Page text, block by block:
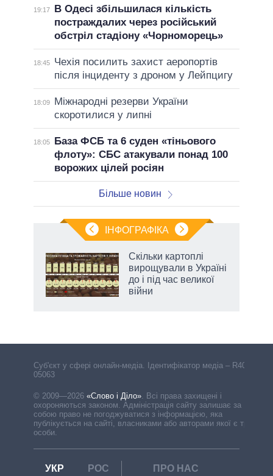
19:17
В Одесі збільшилася кількість
постраждалих через російський
обстріл стадіону «Чорноморець»
18:45
Чехія посилить захист аеропортів
після інциденту з дроном у Лейпцигу
18:09
Міжнародні резерви України
скоротилися у липні
18:05
База ФСБ та 6 суден «тіньового
флоту»: СБС атакували понад 100
ворожих цілей росіян
Більше новин
ІНФОГРАФІКА
Скільки картоплі
вирощували в Україні
до і під час великої
війни
Cуб'єкт у сфері онлайн-медіа. Ідентифікатор медіа – R40-
05063
© 2009—2026 «Слово і Діло» Всі права захищені і
охороняються законом. Адміністрація сайту залишає за
собою право не погоджуватися з інформацією, яка
публікується на сайті, власниками або авторами якої є треті
особи.
УКР РОС
ПРО НАС